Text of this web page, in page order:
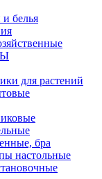
белья
для растений
бра
настольные